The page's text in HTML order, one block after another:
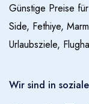
Günstige Preise
Side, Fethiye,
Urlaubsziele,
Wir sind in